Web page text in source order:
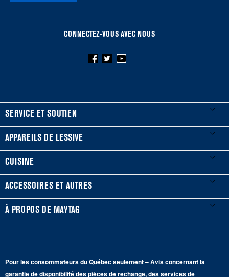
CONNECTEZ-VOUS AVEC NOUS
FOOTER
SERVICE ET SOUTIEN
Mes électroménagers
Enregistrer un produit
Guides et documentation
Planifier une installation
Programmes de service prolongé
APPAREILS DE LESSIVE
Laveuses et sécheuses
Laveuses à chargement frontal
Laveuses à chargement vertical
Sécheuses au gaz
Piédestaux de lessive
CUISINE
Réfrigérateurs
Portes françaises
Congélateur inférieur
Cuisinières
ACCESSOIRES ET AUTRES
Accessoires
À PROPOS DE MAYTAG
Communiquez avec nous
Pour les consommateurs du Québec seulement – Avis concernant la
garantie de disponibilité des pièces de rechange, des services de